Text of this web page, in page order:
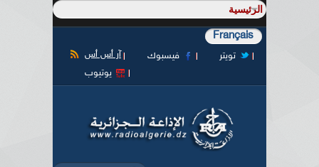
Français
آر أس أس فيسبوك
تويتر
يوتيوب